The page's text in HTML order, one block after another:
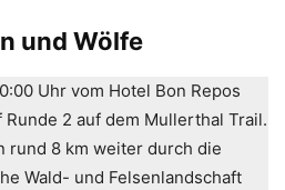
und Wölfe
Uhr vom Hotel Bon Repos
2 auf dem Mullerthal Trail.
rund 8 km weiter durch die
Wald- und Felsenlandschaft